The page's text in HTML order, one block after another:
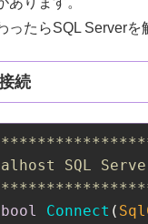
ったらSQL Serverを
続
SQL
bool Connect (